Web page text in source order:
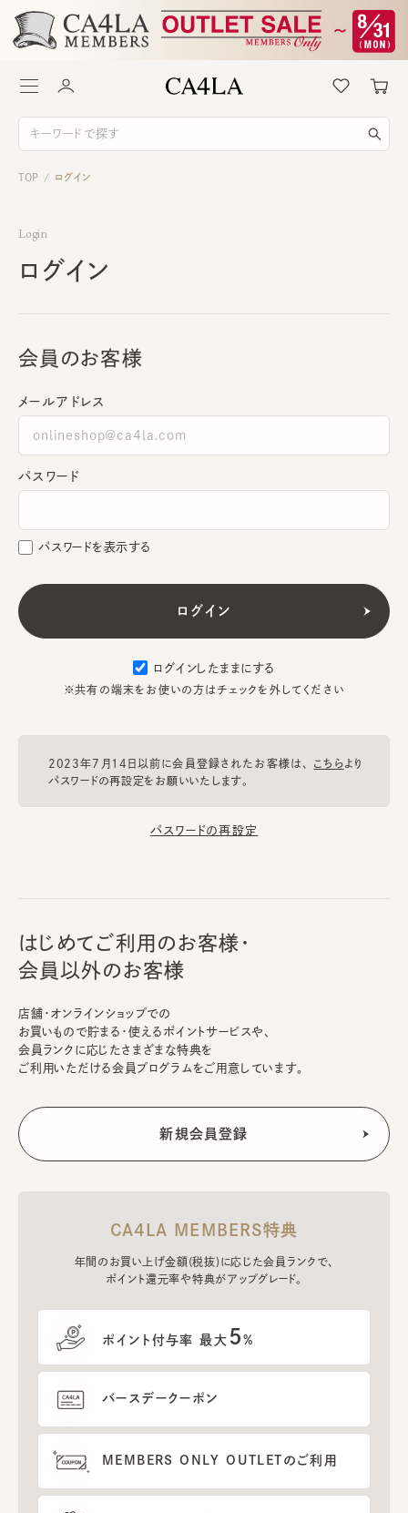
TOP / ログイン
Login
ログイン
会員のお客様
メールアドレス
パスワード
パスワードを表示する
ログインしたままにする
※共有の端末をお使いの方はチェックを外してください
2023年7月14日以前に会員登録されたお客様は、 こちらより
パスワードの再設定をお願いいたします。
パスワードの再設定
はじめてご利用のお客様・
会員以外のお客様
店舗・オンラインショップでの
お買いもので貯まる・使えるポイントサービスや、
会員ランクに応じたさまざまな特典を
ご利用いただける会員プログラムをご用意しています。
CA4LA MEMBERS特典
年間のお買い上げ金額(税抜)に応じた会員ランクで、
ポイント還元率や特典がアップグレード。
ポイント付与率 最大 5%
バースデークーポン
MEMBERS ONLY OUTLETのご利用